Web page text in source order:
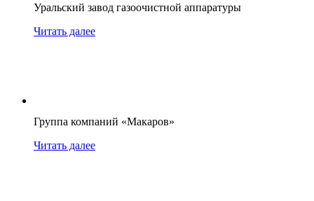
Уральский завод газоочистной аппаратуры
Читать далее
Группа компаний «Макаров»
Читать далее